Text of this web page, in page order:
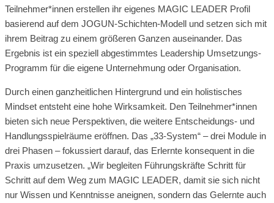
Teilnehmer*innen erstellen ihr eigenes MAGIC LEADER Profil
basierend auf dem JOGUN-Schichten-Modell und setzen sich mit
ihrem Beitrag zu einem größeren Ganzen auseinander. Das
Ergebnis ist ein speziell abgestimmtes Leadership Umsetzungs-
Programm für die eigene Unternehmung oder Organisation.
Durch einen ganzheitlichen Hintergrund und ein holistisches
Mindset entsteht eine hohe Wirksamkeit. Den Teilnehmer*innen
bieten sich neue Perspektiven, die weitere Entscheidungs- und
Handlungsspielräume eröffnen. Das „33-System“ – drei Module in
drei Phasen – fokussiert darauf, das Erlernte konsequent in die
Praxis umzusetzen. „Wir begleiten Führungskräfte Schritt für
Schritt auf dem Weg zum MAGIC LEADER, damit sie sich nicht
nur Wissen und Kenntnisse aneignen, sondern das Gelernte auch